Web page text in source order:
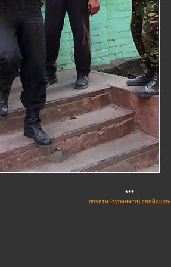
***
почати (зупинити) слайдшоу